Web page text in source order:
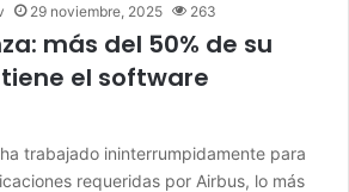
29 noviembre, 2025 263
más del 50% de su
el software
trabajado ininterrumpidamente para
requeridas por Airbus, lo más